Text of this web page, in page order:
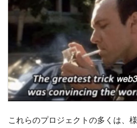
これらのプロジェクトの多くは、